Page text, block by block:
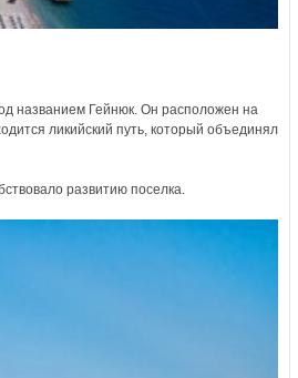
названием Гейнюк. Он расположен на
ликийский путь, который объединял
развитию поселка.